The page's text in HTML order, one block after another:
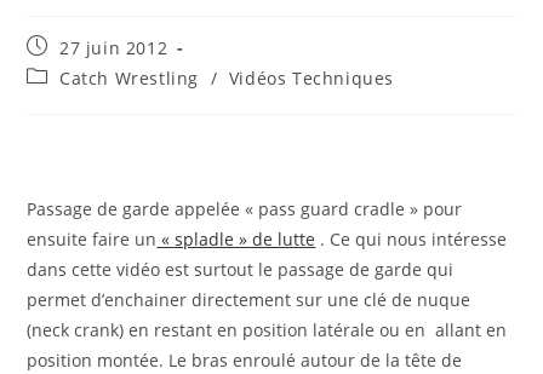
Publication
publiée :
27 juin 2012
PostCatch Wrestling / Vidéos Techniques
Passage de garde appelée « pass guard cradle » pour
ensuite faire un « spladle » de lutte . Ce qui nous intéresse
dans cette vidéo est surtout le passage de garde qui
permet d’enchainer directement sur une clé de nuque
(neck crank) en restant en position latérale ou en allant en
position montée. Le bras enroulé autour de la tête de